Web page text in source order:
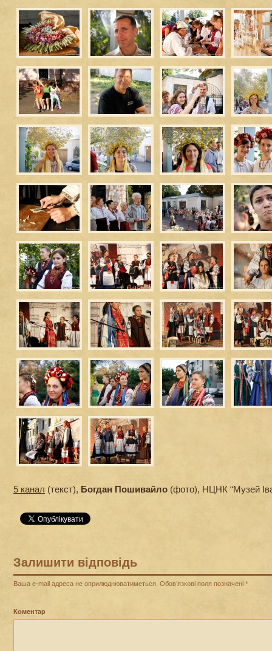
5 канал (текст), Богдан Пошивайло (фото), НЦНК “Музей
Залишити відповідь
Ваша e-mail адреса не оприлюднюватиметься. Обов’язкові поля позначені *
Коментар